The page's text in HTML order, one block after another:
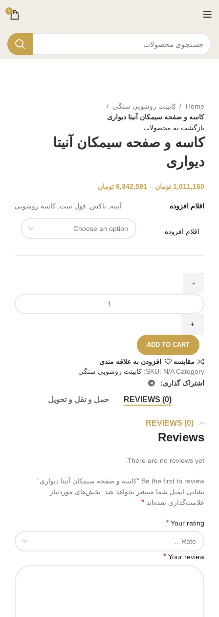
0
Home
کابینت روشویی سنگی
کاسه و صفحه سیمکان آنیتا دیواری
بازگشت به محصولات
کاسه و صفحه سیمکان آنیتا
دیواری
1,011,160 تومان –
6,342,591 تومان
اقلام افزوده آیینه, باکس, فول ست, کاسه روشویی
اقلام افزوده
ADD TO CART
مقايسه
افزودن به علاقه مندی
SKU: N/ACategory:
کابینت روشویی سنگی
اشتراک گذاری:
REVIEWS (0) حمل و نقل و تحویل
REVIEWS (0)
Reviews
There are no reviews yet.
Be the first to review “کاسه و صفحه سیمکان آنیتا دیواری”
نشانی ایمیل شما منتشر نخواهد شد. بخش‌های موردنیاز
علامت‌گذاری شده‌اند *
Your rating
*
Your review
*